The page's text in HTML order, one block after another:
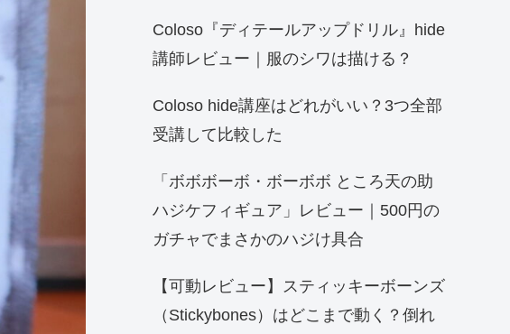
Coloso『ディテールアップドリル』hide
講師レビュー｜服のシワは描ける？
Coloso hide講座はどれがいい？3つ全部
受講して比較した
「ボボボーボ・ボーボボ ところ天の助
ハジケフィギュア」レビュー｜500円の
ガチャでまさかのハジけ具合
【可動レビュー】スティッキーボーンズ
（Stickybones）はどこまで動く？倒れ